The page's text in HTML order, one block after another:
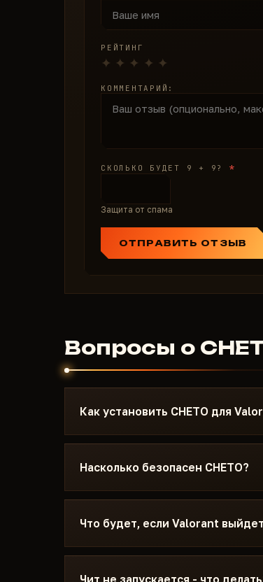
РЕЙТИНГ
КОММЕНТАРИЙ:
СКОЛЬКО БУДЕТ 9 + 9? *
Защита от спама
ОТПРАВИТЬ ОТЗЫВ
Вопросы о
Как установить CHETO для
После оплаты вы получите ссылку
написана под Valorant - с
Discord или Telegram, поможем.
Насколько безопасен CHETO?
Чит тестируется на актуальном
статус видно на карточке -
Что будет, если Valorant
Обновляем чит в течение суток
замораживается - дни не сгорают.
Чит не запускается - что